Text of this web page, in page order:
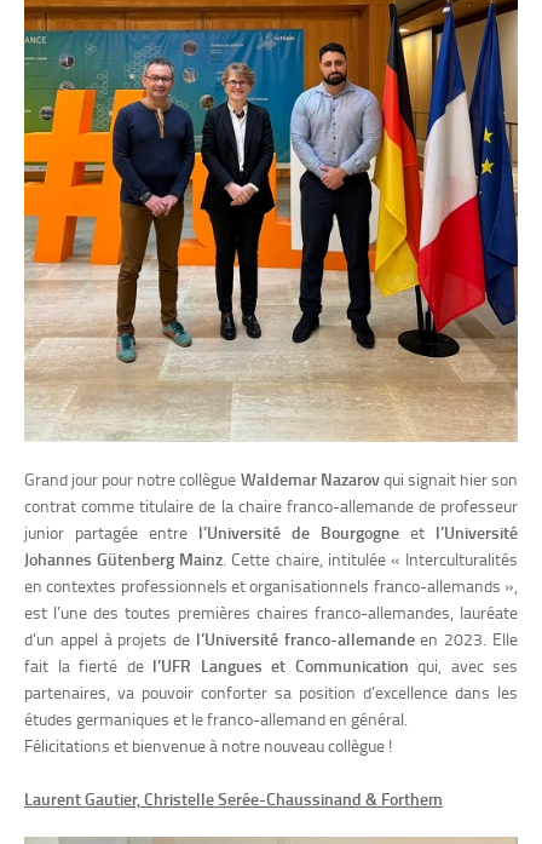
Grand jour pour notre collègue Waldemar Nazarovqui signait hierson
contrat comme titulaire de la chaire franco-allemande de professeur
junior partagée entre l’Université de Bourgogne et l’Université
Johannes Gütenberg Mainz. Cette chaire, intitulée « Interculturalités
en contextes professionnels et organisationnels franco-allemands »,
est l’une des toutes premières chaires franco-allemandes, lauréate
d’un appel à projets de l’Université franco-allemandeen 2023. Elle
fait la fierté de l’UFR Langues et Communication qui, avec ses
partenaires, va pouvoir conforter sa position d’excellence dans les
études germaniques et le franco-allemand en général.
Félicitations et bienvenue à notre nouveau collègue !
Laurent Gautier, Christelle Serée-Chaussinand & Forthem